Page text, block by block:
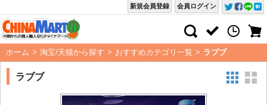
会員ログイン
新規会員登録
ホーム > 淘宝/天猫から探す > おすすめカテゴリ一覧 > ラブブ
ラブブ